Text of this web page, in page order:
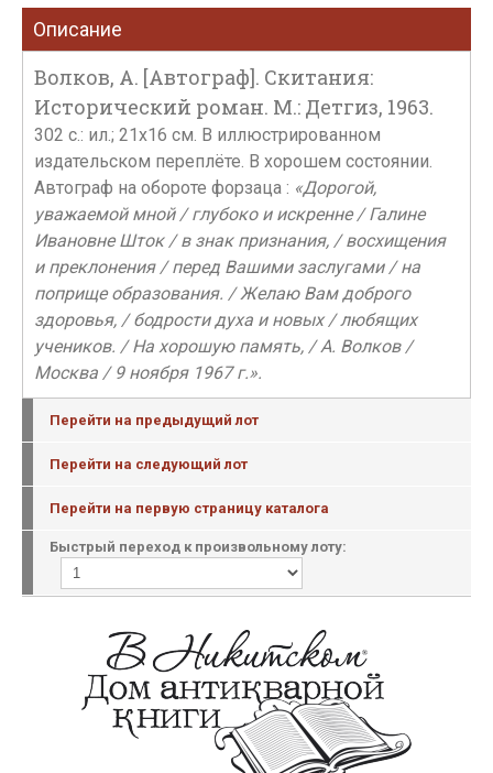
Описание
Волков, А. [Автограф]. Скитания:
Исторический роман. М.: Детгиз, 1963.
302 с.: ил.; 21х16 см. В иллюстрированном
издательском переплёте. В хорошем состоянии.
Автограф на обороте форзаца : «Дорогой,
уважаемой мной / глубоко и искренне / Галине
Ивановне Шток / в знак признания, / восхищения
и преклонения / перед Вашими заслугами / на
поприще образования. / Желаю Вам доброго
здоровья, / бодрости духа и новых / любящих
учеников. / На хорошую память, / А. Волков /
Москва / 9 ноября 1967 г.».
Перейти на предыдущий лот
Перейти на следующий лот
Перейти на первую страницу каталога
Быстрый переход к произвольному лоту: